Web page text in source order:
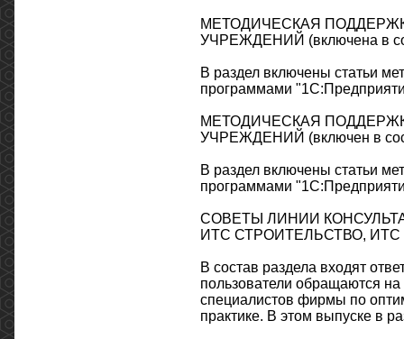
МЕТОДИЧЕСКАЯ
УЧРЕЖДЕНИЙ (включена в
В раздел включены статьи
программами
МЕТОДИЧЕСКАЯ
УЧРЕЖДЕНИЙ (включен в
В раздел включены статьи
программами
СОВЕТЫ ЛИНИИ
ИТС СТРОИТЕЛЬСТВО,
В состав раздела входят
пользователи обращаются
специалистов фирмы по
практике. В этом выпуске в